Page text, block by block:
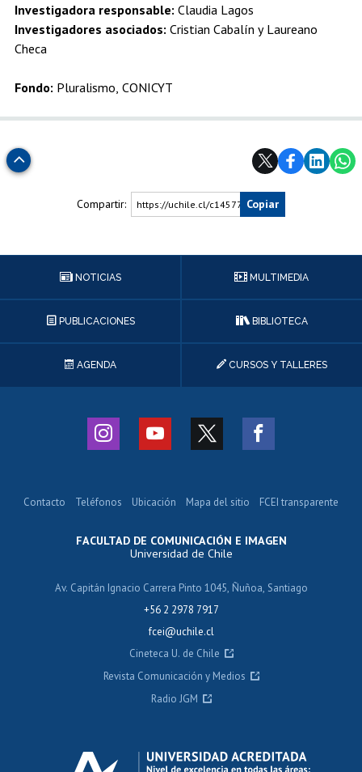
Investigadora responsable: Claudia Lagos
Investigadores asociados: Cristian Cabalín y Laureano
Checa
Fondo: Pluralismo, CONICYT
Subir
Compartir: https://uchile.cl/c145770Copiar
NOTICIAS MULTIMEDIA
PUBLICACIONES BIBLIOTECA
AGENDA CURSOS Y TALLERES
FACULTAD DE COMUNICACIÓN E IMAGEN
Universidad de Chile
Av. Capitán Ignacio Carrera Pinto 1045, Ñuñoa, Santiago
+56 2 2978 7917
fcei@uchile.cl
Contacto Teléfonos Ubicación Mapa del sitio FCEI transparente
Cineteca U. de Chile
Revista Comunicación y Medios
Radio JGM